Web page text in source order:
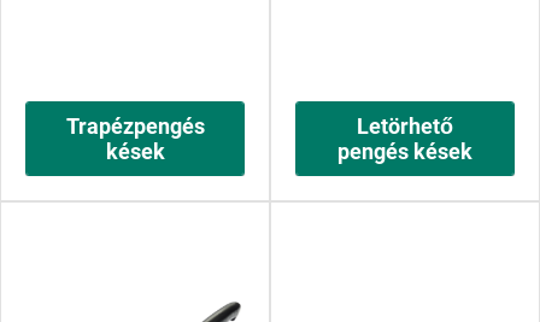
Trapézpengés
kések
Letörhető
pengés kések